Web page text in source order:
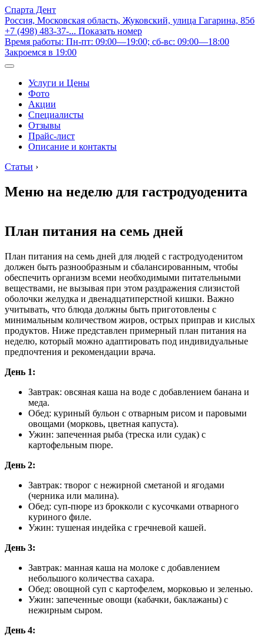
Спарта Дент
Россия, Московская область, Жуковский, улица Гагарина, 85б
+7 (498) 483-37-... Показать номер
Время работы: Пн-пт: 09:00—19:00; сб-вс: 09:00—18:00
Закроемся в 19:00
Услуги и Цены
Фото
Акции
Специалисты
Отзывы
Прайс-лист
Описание и контакты
Статьи ›
Меню на неделю для гастродуоденита
План питания на семь дней
План питания на семь дней для людей с гастродуоденитом
должен быть разнообразным и сбалансированным, чтобы
обеспечить организм всеми необходимыми питательными
веществами, не вызывая при этом раздражения слизистой
оболочки желудка и двенадцатиперстной кишки. Важно
учитывать, что блюда должны быть приготовлены с
минимальным количеством жиров, острых приправ и кислых
продуктов. Ниже представлен примерный план питания на
неделю, который можно адаптировать под индивидуальные
предпочтения и рекомендации врача.
День 1:
Завтрак: овсяная каша на воде с добавлением банана и
меда.
Обед: куриный бульон с отварным рисом и паровыми
овощами (морковь, цветная капуста).
Ужин: запеченная рыба (треска или судак) с
картофельным пюре.
День 2:
Завтрак: творог с нежирной сметаной и ягодами
(черника или малина).
Обед: суп-пюре из брокколи с кусочками отварного
куриного филе.
Ужин: тушеная индейка с гречневой кашей.
День 3:
Завтрак: манная каша на молоке с добавлением
небольшого количества сахара.
Обед: овощной суп с картофелем, морковью и зеленью.
Ужин: запеченные овощи (кабачки, баклажаны) с
нежирным сыром.
День 4: